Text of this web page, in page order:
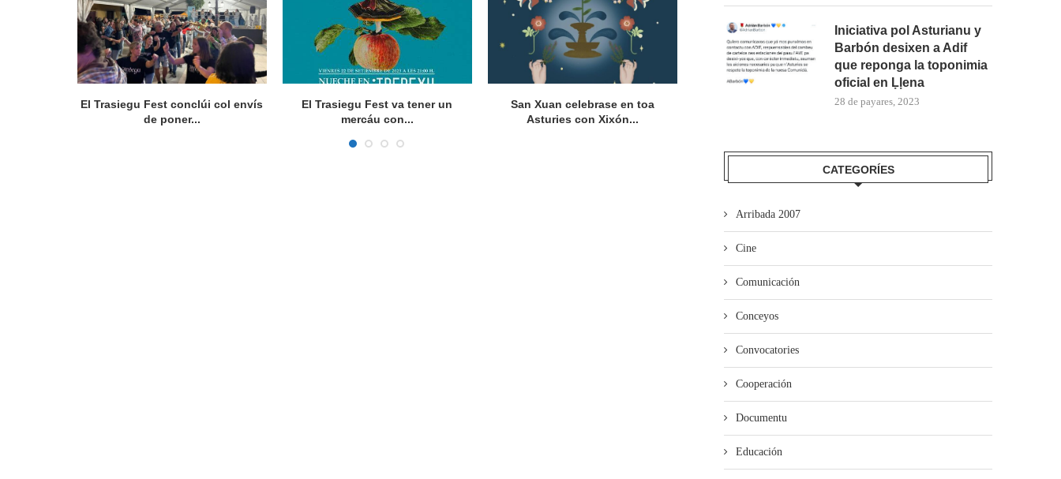
El Trasiegu Fest conclúi col envís
de poner...
El Trasiegu Fest va tener un
mercáu con...
San Xuan celebrase en toa
Asturies con Xixón...
Vuelven los Taragaños del Cofrade
Iniciativa pol Asturianu y
Barbón desixen a Adif
que reponga la toponimia
oficial en Ḷḷena
28 de payares, 2023
CATEGORÍES
Arribada 2007
Cine
Comunicación
Conceyos
Convocatories
Cooperación
Documentu
Educación